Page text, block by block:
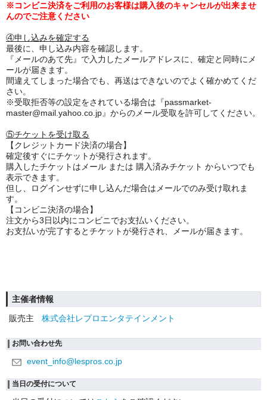
※コンビニ決済をご利用のお客様は購入後のキャンセルが出来ませ
んのでご注意ください
④申し込みを確定する
最後に、申し込み内容を確認します。
『メールのあて先』で入力したメールアドレスに、確定と同時にメ
ールが届きます。
間違えてしまった場合でも、再送はできないのでよく確かめてくだ
さい。
※受取拒否等の設定をされている場合は『passmarket-
master@mail.yahoo.co.jp』からのメール受取を許可してください。
⑤チケットを受け取る
【クレジットカード決済の場合】
確定後すぐにチケットが発行されます。
購入したチケットはメール または 購入済みチケット からいつでも
表示できます。
但し、ログインせずに申し込んだ場合はメールでのみ受け取れま
す。
【コンビニ決済の場合】
注文から3日以内にコンビニでお支払いください。
お支払いが完了するとチケットが発行され、メールが届きます。
主催者情報
販売主
株式会社レプロエンタテインメント
お問い合わせ先
event_info@lespros.co.jp
当日の受付について